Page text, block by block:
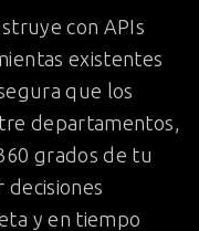
con APIs
existentes
que los
departamentos,
grados de tu
y en tiempo